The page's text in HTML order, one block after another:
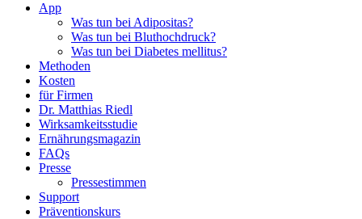
App
Was tun bei Adipositas?
Was tun bei Bluthochdruck?
Was tun bei Diabetes mellitus?
Methoden
Kosten
für Firmen
Dr. Matthias Riedl
Wirksamkeitsstudie
Ernährungsmagazin
FAQs
Presse
Pressestimmen
Support
Präventionskurs